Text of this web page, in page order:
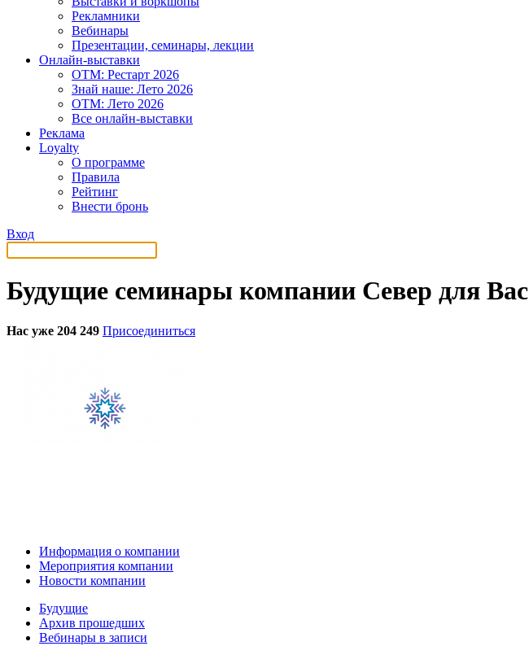
Рекламники
Вебинары
Презентации, семинары, лекции
Онлайн-выставки
OTM: Рестарт 2026
Знай наше: Лето 2026
OTM: Лето 2026
Все онлайн-выставки
Реклама
Loyalty
О программе
Правила
Рейтинг
Внести бронь
Вход
Будущие семинары компании Север для Вас
Нас уже 204 249 Присоединиться
Информация о компании
Мероприятия компании
Новости компании
Будущие
Архив прошедших
Вебинары в записи